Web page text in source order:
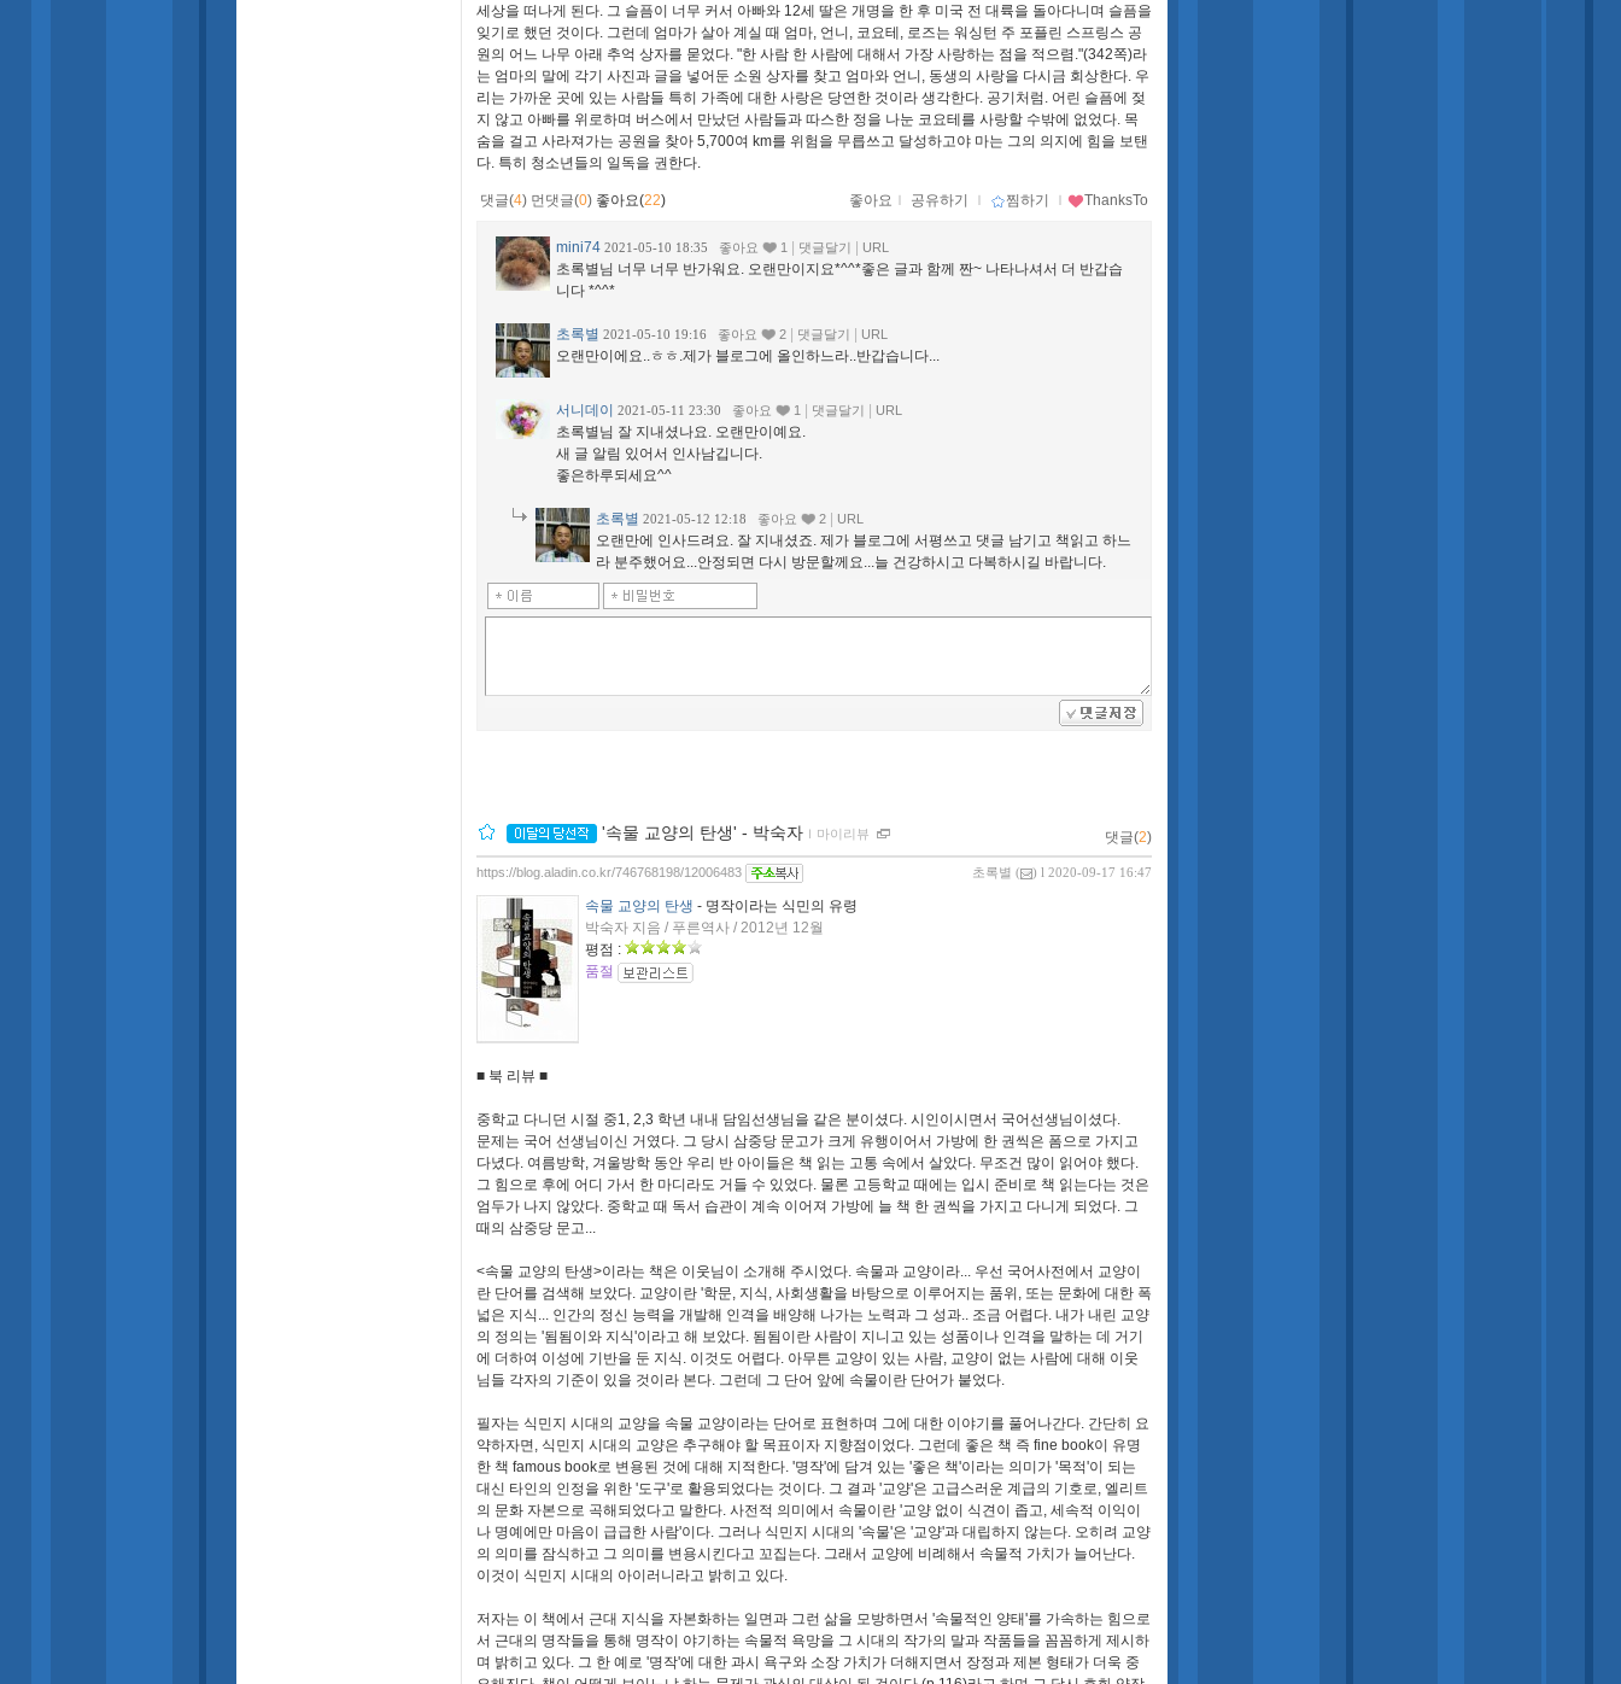
세상을 떠나게 된다. 그 슬픔이 너무 커서 아빠와 12세 딸은 개명을 한 후 미국 전 대륙을 돌아다니며 슬픔을
잊기로 했던 것이다. 그런데 엄마가 살아 계실 때 엄마, 언니, 코요테, 로즈는 워싱턴 주 포플린 스프링스 공
원의 어느 나무 아래 추억 상자를 묻었다. "한 사람 한 사람에 대해서 가장 사랑하는 점을 적으렴."(342쪽)라
는 엄마의 말에 각기 사진과 글을 넣어둔 소원 상자를 찾고 엄마와 언니, 동생의 사랑을 다시금 회상한다. 우
리는 가까운 곳에 있는 사람들 특히 가족에 대한 사랑은 당연한 것이라 생각한다. 공기처럼. 어린 슬픔에 젖
지 않고 아빠를 위로하며 버스에서 만났던 사람들과 따스한 정을 나눈 코요테를 사랑할 수밖에 없었다. 목
숨을 걸고 사라져가는 공원을 찾아 5,700여 km를 위험을 무릅쓰고 달성하고야 마는 그의 의지에 힘을 보탠
다. 특히 청소년들의 일독을 권한다.
댓글(4) 먼댓글(0) 좋아요(22) 좋아요 ｌ 공유하기 ｌ 찜하기 ｌ ThanksTo
mini74 2021-05-10 18:35 좋아요 1 댓글달기 URL
초록별님 너무 너무 반가워요. 오랜만이지요*^^*좋은 글과 함께 짠~ 나타나셔서 더 반갑습
니다 *^^*
초록별 2021-05-10 19:16 좋아요 2 댓글달기 URL
오랜만이에요..ㅎㅎ.제가 블로그에 올인하느라..반갑습니다...
서니데이 2021-05-11 23:30 좋아요 1 댓글달기 URL
초록별님 잘 지내셨나요. 오랜만이예요.
새 글 알림 있어서 인사남깁니다.
좋은하루되세요^^
초록별 2021-05-12 12:18 좋아요 2 URL
오랜만에 인사드려요. 잘 지내셨죠. 제가 블로그에 서평쓰고 댓글 남기고 책읽고 하느
라 분주했어요...안정되면 다시 방문할께요...늘 건강하시고 다복하시길 바랍니다.
'속물 교양의 탄생' - 박숙자 ｌ 마이리뷰 댓글(2)
초록별 ( ) l 2020-09-17 16:47
https://blog.aladin.co.kr/746768198/12006483
속물 교양의 탄생 - 명작이라는 식민의 유령
박숙자 지음 / 푸른역사 / 2012년 12월
평점 :
품절
■ 북 리뷰 ■
중학교 다니던 시절 중1, 2,3 학년 내내 담임선생님을 같은 분이셨다. 시인이시면서 국어선생님이셨다.
문제는 국어 선생님이신 거였다. 그 당시 삼중당 문고가 크게 유행이어서 가방에 한 권씩은 폼으로 가지고
다녔다. 여름방학, 겨울방학 동안 우리 반 아이들은 책 읽는 고통 속에서 살았다. 무조건 많이 읽어야 했다.
그 힘으로 후에 어디 가서 한 마디라도 거들 수 있었다. 물론 고등학교 때에는 입시 준비로 책 읽는다는 것은
엄두가 나지 않았다. 중학교 때 독서 습관이 계속 이어져 가방에 늘 책 한 권씩을 가지고 다니게 되었다. 그
때의 삼중당 문고...
<속물 교양의 탄생>이라는 책은 이웃님이 소개해 주시었다. 속물과 교양이라... 우선 국어사전에서 교양이
란 단어를 검색해 보았다. 교양이란 '학문, 지식, 사회생활을 바탕으로 이루어지는 품위, 또는 문화에 대한 폭
넓은 지식... 인간의 정신 능력을 개발해 인격을 배양해 나가는 노력과 그 성과.. 조금 어렵다. 내가 내린 교양
의 정의는 '됨됨이와 지식'이라고 해 보았다. 됨됨이란 사람이 지니고 있는 성품이나 인격을 말하는 데 거기
에 더하여 이성에 기반을 둔 지식. 이것도 어렵다. 아무튼 교양이 있는 사람, 교양이 없는 사람에 대해 이웃
님들 각자의 기준이 있을 것이라 본다. 그런데 그 단어 앞에 속물이란 단어가 붙었다.
필자는 식민지 시대의 교양을 속물 교양이라는 단어로 표현하며 그에 대한 이야기를 풀어나간다. 간단히 요
약하자면, 식민지 시대의 교양은 추구해야 할 목표이자 지향점이었다. 그런데 좋은 책 즉 fine book이 유명
한 책 famous book로 변용된 것에 대해 지적한다. '명작'에 담겨 있는 '좋은 책'이라는 의미가 '목적'이 되는
대신 타인의 인정을 위한 '도구'로 활용되었다는 것이다. 그 결과 '교양'은 고급스러운 계급의 기호로, 엘리트
의 문화 자본으로 곡해되었다고 말한다. 사전적 의미에서 속물이란 '교양 없이 식견이 좁고, 세속적 이익이
나 명예에만 마음이 급급한 사람'이다. 그러나 식민지 시대의 '속물'은 '교양'과 대립하지 않는다. 오히려 교양
의 의미를 잠식하고 그 의미를 변용시킨다고 꼬집는다. 그래서 교양에 비례해서 속물적 가치가 늘어난다.
이것이 식민지 시대의 아이러니라고 밝히고 있다.
저자는 이 책에서 근대 지식을 자본화하는 일면과 그런 삶을 모방하면서 '속물적인 양태'를 가속하는 힘으로
서 근대의 명작들을 통해 명작이 야기하는 속물적 욕망을 그 시대의 작가의 말과 작품들을 꼼꼼하게 제시하
며 밝히고 있다. 그 한 예로 '명작'에 대한 과시 욕구와 소장 가치가 더해지면서 장정과 제본 형태가 더욱 중